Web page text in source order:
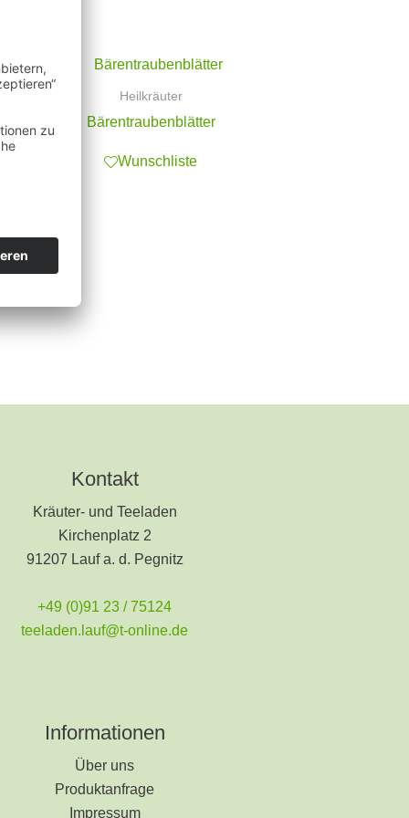
Heilkräuter
Bärentraubenblätter
Wunschliste
Kontakt
Kräuter- und Teeladen
Kirchenplatz 2
91207 Lauf a. d. Pegnitz
+49 (0)91 23 / 75124
teeladen.lauf@t-online.de
Informationen
Über uns
Produktanfrage
Impressum